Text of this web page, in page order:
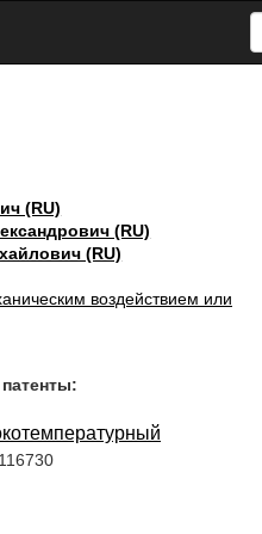
(RU)
(RU)
(RU)
воздействием или